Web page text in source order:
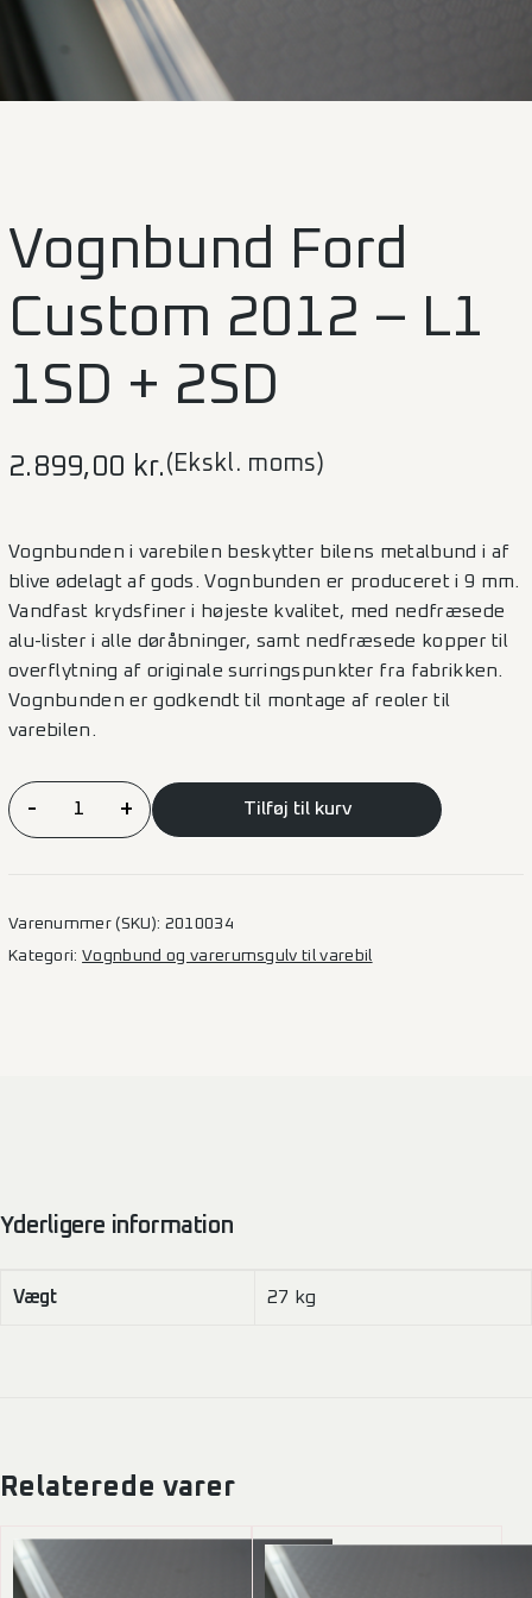
Vognbund Ford
Custom 2012 – L1
1SD + 2SD
2.899,00 kr. (Ekskl. moms)
Vognbunden i varebilen beskytter bilens metalbund i af
blive ødelagt af gods. Vognbunden er produceret i 9 mm.
Vandfast krydsfiner i højeste kvalitet, med nedfræsede
alu-lister i alle døråbninger, samt nedfræsede kopper til
overflytning af originale surringspunkter fra fabrikken.
Vognbunden er godkendt til montage af reoler til
varebilen.
Vognbund
Ford
- + Tilføj til kurv
Varenummer (SKU): 2010034
Kategori:Vognbund og varerumsgulv til varebil
Yderligere information
Vægt 27 kg
Relaterede varer